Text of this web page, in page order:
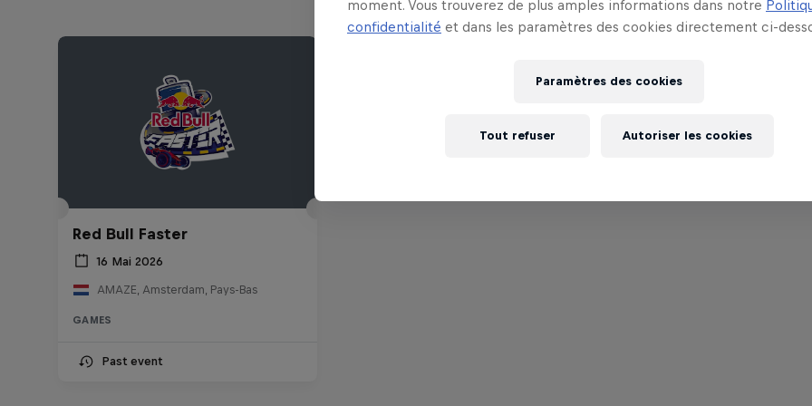
Red Bull Faster
16 Mai 2026
AMAZE, Amsterdam, Pays-Bas
GAMES
Past event
moment. Vous trouverez de plus amples informations dans notre
confidentialité et dans les paramètres des cookies directement ci-
Paramètres des cookies
Tout refuser Autoriser les cookies